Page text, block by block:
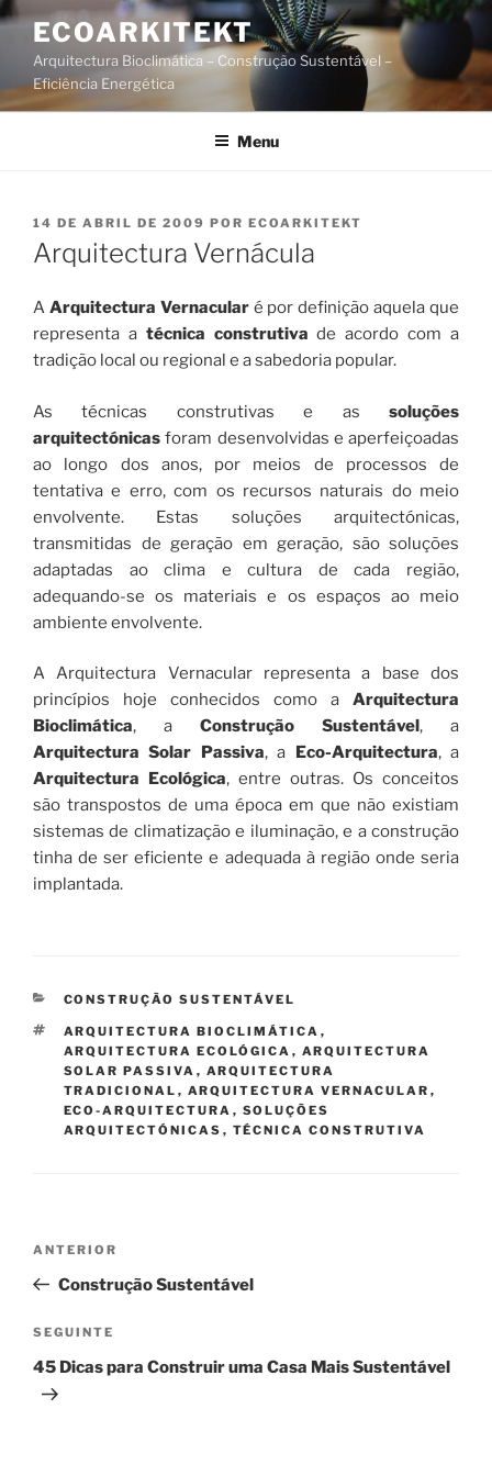
Saltar
conteúdo
ECOARKITEKT
Arquitectura Bioclimática – Construção Sustentável –
Eficiência Energética
Menu
PUBLICADO
EM
14 DE ABRIL DE 2009 POR ECOARKITEKT
Arquitectura Vernácula
A Arquitectura Vernacularé por definição aquela que
representa a técnica construtiva de acordo com a
tradição local ou regional e a sabedoria popular.
As técnicas construtivas e as soluções
arquitectónicas foram desenvolvidas e aperfeiçoadas
ao longo dos anos, por meios de processos de
tentativa e erro, com os recursos naturais do meio
envolvente. Estas soluções arquitectónicas,
transmitidas de geração em geração, são soluções
adaptadas ao clima e cultura de cada região,
adequando-se os materiais e os espaços ao meio
ambiente envolvente.
A Arquitectura Vernacular representa a base dos
princípios hoje conhecidos como a Arquitectura
Bioclimática, a Construção Sustentável, a
Arquitectura Solar Passiva, a Eco-Arquitectura, a
Arquitectura Ecológica, entre outras. Os conceitos
são transpostos de uma época em que não existiam
sistemas de climatização e iluminação, e a construção
tinha de ser eficiente e adequada à região onde seria
implantada.
CATEGORIAS
CONSTRUÇÃO SUSTENTÁVEL
ETIQUETAS
ARQUITECTURA BIOCLIMÁTICA ,
ARQUITECTURA ECOLÓGICA , ARQUITECTURA
SOLAR PASSIVA , ARQUITECTURA
TRADICIONAL , ARQUITECTURA VERNACULAR ,
ECO-ARQUITECTURA , SOLUÇÕES
ARQUITECTÓNICAS , TÉCNICA CONSTRUTIVA
artigos
Conteúdo
anterior
ANTERIOR
Construção Sustentável
Conteúdo
seguinte
SEGUINTE
45 Dicas para Construir uma Casa Mais Sustentável